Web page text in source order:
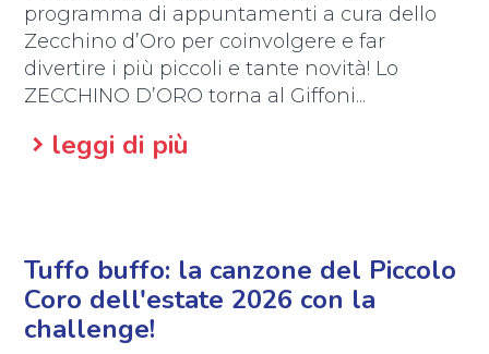
programma di appuntamenti a cura dello
Zecchino d’Oro per coinvolgere e far
divertire i più piccoli e tante novità! Lo
ZECCHINO D’ORO torna al Giffoni...
leggi di più
Tuffo buffo: la canzone del Piccolo
Coro dell'estate 2026 con la
challenge!